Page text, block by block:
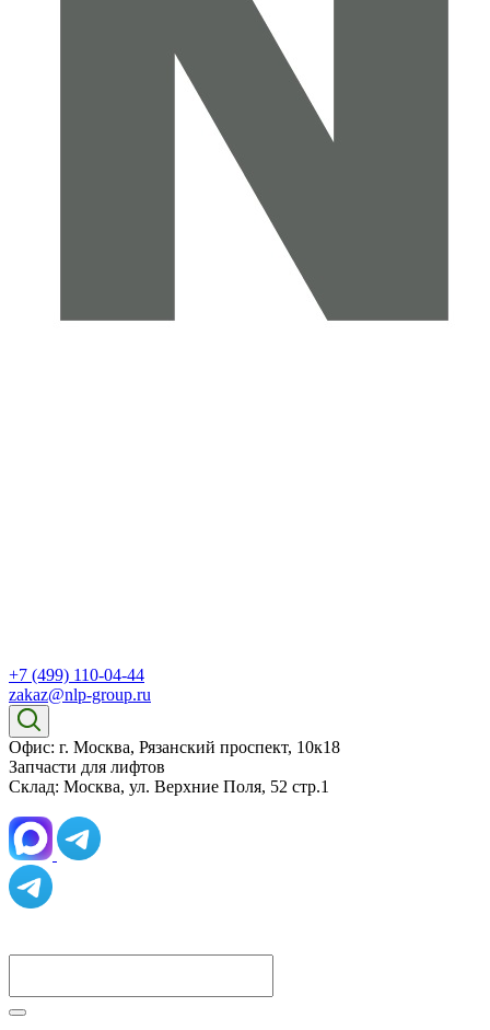
+7 (499) 110-04-44
zakaz@nlp-group.ru
Офис: г. Москва, Рязанский проспект, 10к18
Запчасти для лифтов
Склад: Москва, ул. Верхние Поля, 52 стр.1